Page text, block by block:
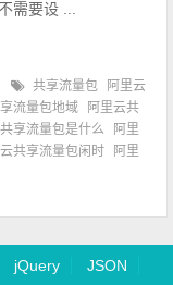
需要设 ...
共享流量包
阿里云
流量包地域
阿里云共
享流量包是什么
阿里
共享流量包闲时
阿里
jQuery JSON